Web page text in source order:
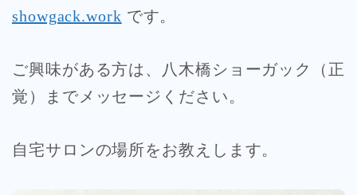
showgack.work です。
ご興味がある方は、八木橋ショーガック（正
覚）までメッセージください。
自宅サロンの場所をお教えします。